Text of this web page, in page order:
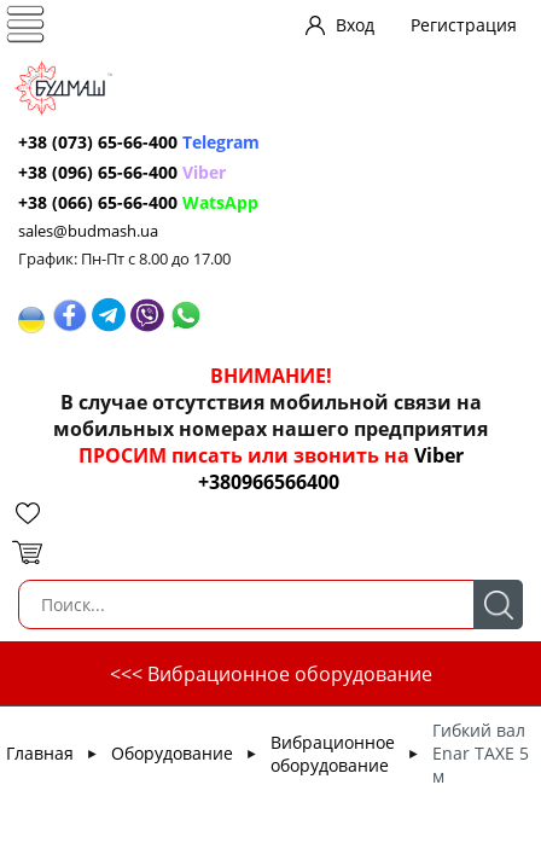
Вход Регистрация
+38 (073) 65-66-400 Telegram
+38 (096) 65-66-400 Viber
+38 (066) 65-66-400 WatsApp
sales@budmash.ua
График: Пн-Пт с 8.00 до 17.00
ВНИМАНИЕ!
В случае отсутствия мобильной связи на
мобильных номерах нашего предприятия
ПРОСИМ писать или звонить на Viber
+380966566400
<<< Вибрационное оборудование
Главная ► Оборудование ►
Вибрационное
оборудование
►
Гибкий вал
Enar TAXE 5
м